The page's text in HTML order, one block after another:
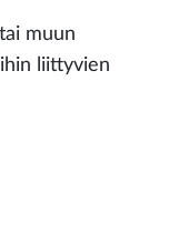
muun
liittyvien